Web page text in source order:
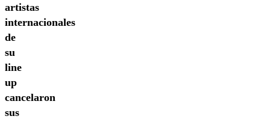
artistas
internacionales
de
su
line
up
cancelaron
sus